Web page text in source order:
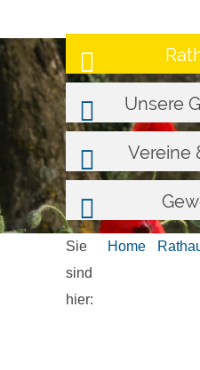
Unsere
Vereine
Sie
sind
hier:
Home